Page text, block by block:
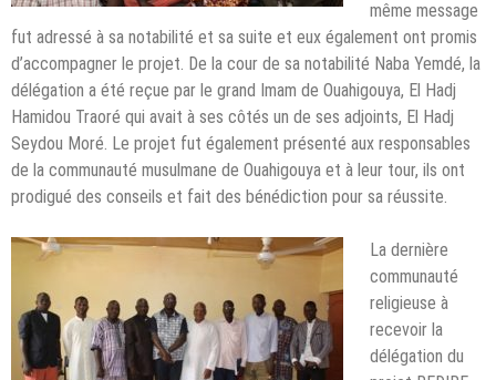
même message
fut adressé à sa notabilité et sa suite et eux également ont promis
d’accompagner le projet. De la cour de sa notabilité Naba Yemdé, la
délégation a été reçue par le grand Imam de Ouahigouya, El Hadj
Hamidou Traoré qui avait à ses côtés un de ses adjoints, El Hadj
Seydou Moré. Le projet fut également présenté aux responsables
de la communauté musulmane de Ouahigouya et à leur tour, ils ont
prodigué des conseils et fait des bénédiction pour sa réussite.
La dernière
communauté
religieuse à
recevoir la
délégation du